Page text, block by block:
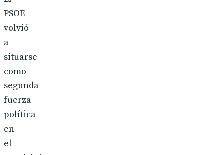
PSOE
volvió
a
situarse
como
segunda
fuerza
política
en
el